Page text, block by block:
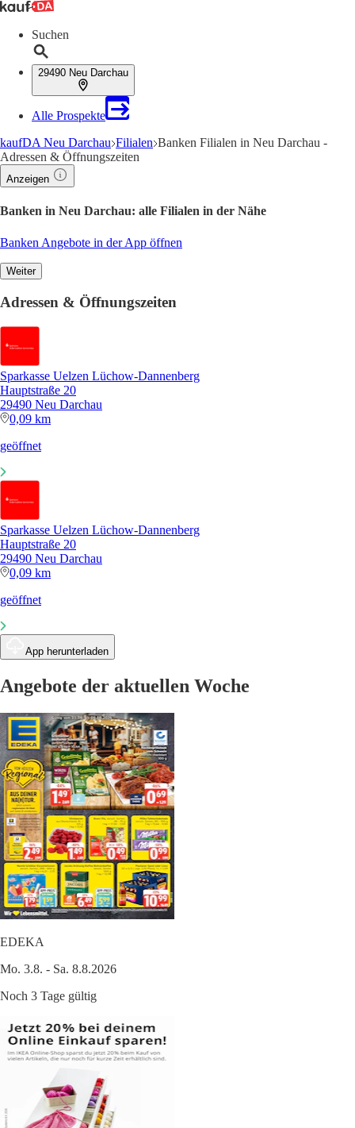
Suchen
29490 Neu Darchau
Alle Prospekte
kaufDA Neu Darchau Filialen Banken Filialen in Neu Darchau -
Adressen & Öffnungszeiten
Anzeigen
Banken in Neu Darchau: alle Filialen in der Nähe
Banken Angebote in der App öffnen
Weiter
Adressen & Öffnungszeiten
Sparkasse Uelzen Lüchow-Dannenberg
Hauptstraße 20
29490 Neu Darchau
0,09 km
geöffnet
Sparkasse Uelzen Lüchow-Dannenberg
Hauptstraße 20
29490 Neu Darchau
0,09 km
geöffnet
App herunterladen
Angebote der aktuellen Woche
EDEKA
Mo. 3.8. - Sa. 8.8.2026
Noch 3 Tage gültig